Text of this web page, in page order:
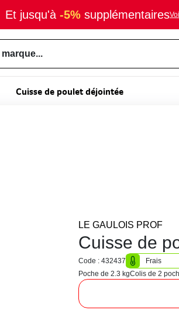
Et jusqu'à -5% supplémentaires
Cuisse de poulet déjointée
LE GAULOIS PROF
Cuisse de
Code : 432437
Frais
Poche de 2.3 kgColis de 2